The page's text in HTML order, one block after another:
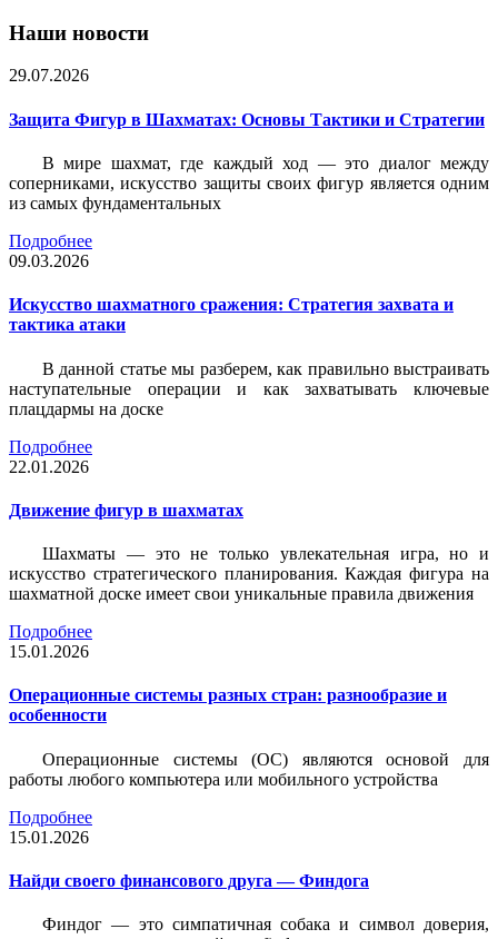
Наши новости
29.07.2026
Защита Фигур в Шахматах: Основы Тактики и Стратегии
В мире шахмат, где каждый ход — это диалог между
соперниками, искусство защиты своих фигур является одним
из самых фундаментальных
Подробнее
09.03.2026
Искусство шахматного сражения: Стратегия захвата и
тактика атаки
В данной статье мы разберем, как правильно выстраивать
наступательные операции и как захватывать ключевые
плацдармы на доске
Подробнее
22.01.2026
Движение фигур в шахматах
Шахматы — это не только увлекательная игра, но и
искусство стратегического планирования. Каждая фигура на
шахматной доске имеет свои уникальные правила движения
Подробнее
15.01.2026
Операционные системы разных стран: разнообразие и
особенности
Операционные системы (ОС) являются основой для
работы любого компьютера или мобильного устройства
Подробнее
15.01.2026
Найди своего финансового друга — Финдога
Финдог — это симпатичная собака и символ доверия,